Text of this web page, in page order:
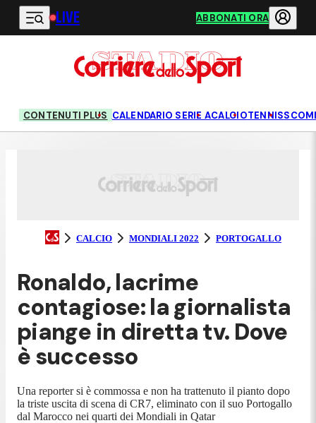
Vai al contenuto principale
LIVE ABBONATI ORA
CONTENUTI PLUS CALENDARIO SERIE ACALCIOTENNIS
CALCIO MONDIALI 2022 PORTOGALLO
Ronaldo, lacrime
contagiose: la giornalista
piange in diretta tv. Dove
è successo
Una reporter si è commossa e non ha trattenuto il pianto dopo
la triste uscita di scena di CR7, eliminato con il suo Portogallo
dal Marocco nei quarti dei Mondiali in Qatar